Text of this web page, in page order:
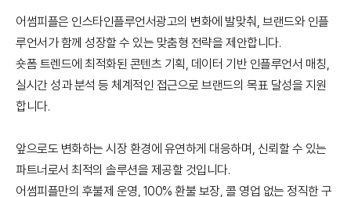
어썸피플은 인스타인플루언서광고의 변화에 발맞춰, 브랜드와 인플
루언서가 함께 성장할 수 있는 맞춤형 전략을 제안합니다.
숏폼 트렌드에 최적화된 콘텐츠 기획, 데이터 기반 인플루언서 매칭,
실시간 성과 분석 등 체계적인 접근으로 브랜드의 목표 달성을 지원
합니다.
앞으로도 변화하는 시장 환경에 유연하게 대응하며, 신뢰할 수 있는
파트너로서 최적의 솔루션을 제공할 것입니다.
어썸피플만의 후불제 운영, 100% 환불 보장, 콜 영업 없는 정직한 구